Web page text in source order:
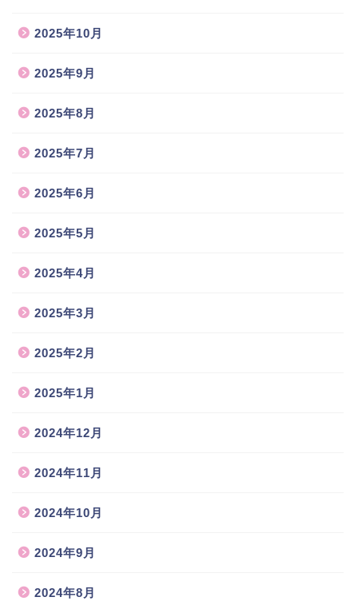
2025年10月
2025年9月
2025年8月
2025年7月
2025年6月
2025年5月
2025年4月
2025年3月
2025年2月
2025年1月
2024年12月
2024年11月
2024年10月
2024年9月
2024年8月